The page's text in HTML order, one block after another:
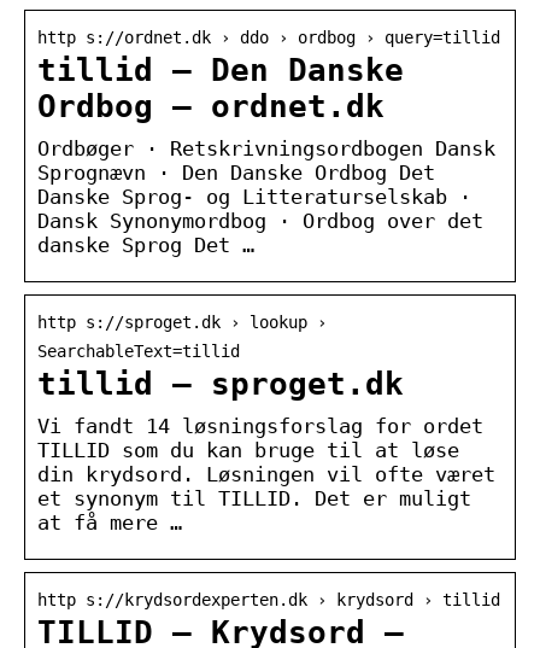
http s://ordnet.dk › ddo › ordbog › query=tillid
tillid — Den Danske
Ordbog – ordnet.dk
Ordbøger · Retskrivningsordbogen Dansk
Sprognævn · Den Danske Ordbog Det
Danske Sprog- og Litteraturselskab ·
Dansk Synonymordbog · Ordbog over det
danske Sprog Det …
http s://sproget.dk › lookup ›
SearchableText=tillid
tillid — sproget.dk
Vi fandt 14 løsningsforslag for ordet
TILLID som du kan bruge til at løse
din krydsord. Løsningen vil ofte været
et synonym til TILLID. Det er muligt
at få mere …
http s://krydsordexperten.dk › krydsord › tillid
TILLID – Krydsord –